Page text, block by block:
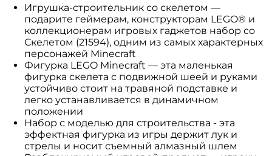
Игрушка-строительник со скелетом —
подарите геймерам, конструкторам LEGO® и
коллекционерам игровых гаджетов набор со
Скелетом (21594), одним из самых характерных
персонажей Minecraft
Фигурка LEGO Minecraft — эта маленькая
фигурка скелета с подвижной шеей и руками
устойчиво стоит на травяной подставке и
легко устанавливается в динамичном
положении
Набор с моделью для строительства - эта
эффектная фигурка из игры держит лук и
стрелы и носит съемный алмазный шлем